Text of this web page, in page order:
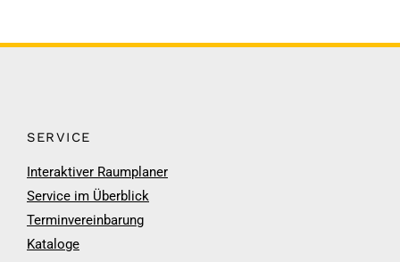
SERVICE
Interaktiver Raumplaner
Service im Überblick
Terminvereinbarung
Kataloge